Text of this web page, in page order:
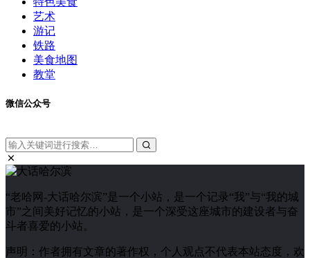
艺术
游记
铁路
美食地图
教堂
微信公众号
“老哈网-大话哈尔滨”是一个小站，是一个记录“我”与“我的城
市”之间美好记忆的小站，是一个深受这座城市的建设者与奋
斗者喜爱的小站。
声明：作者拥有文章的著作权，个人观点不代表本站态度，欢